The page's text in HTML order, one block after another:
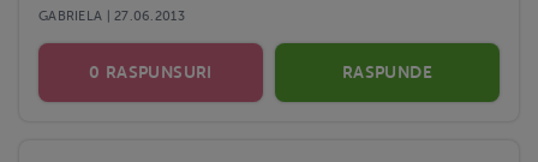
GABRIELA | 27.06.2013
0 RASPUNSURI RASPUNDE